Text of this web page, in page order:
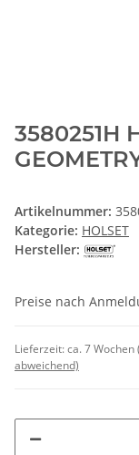
3580251H
Artikelnummer:
Kategorie: HOLSET
Hersteller:
Preise nach
Lieferzeit:ca. 7 Wochen
abweichend)